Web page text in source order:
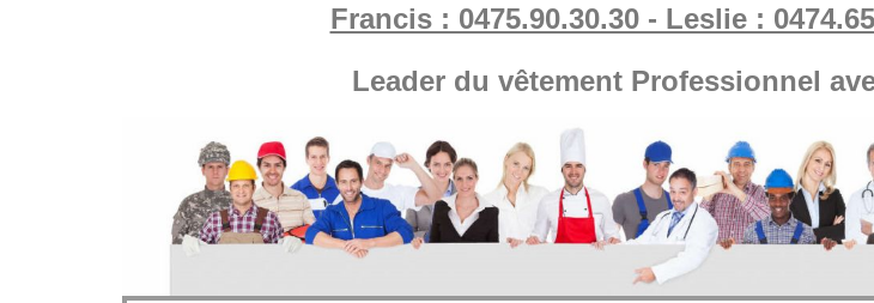
Francis : 0475.90.30.30 - Leslie :
Leader du vêtement Professionnel